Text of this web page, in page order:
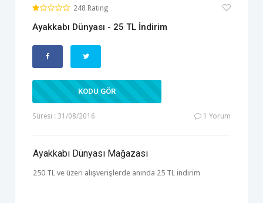
248 Rating
Ayakkabı Dünyası - 25 TL İndirim
ANINDA25
KODU GÖR
Süresi : 31/08/2016 1 Yorum
Ayakkabı Dünyası Mağazası
250 TL ve üzeri alışverişlerde anında 25 TL indirim